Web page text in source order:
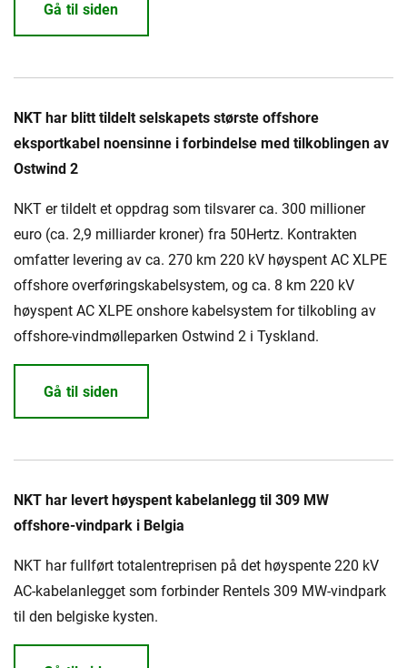
Gå til siden
NKT har blitt tildelt selskapets største offshore
eksportkabel noensinne i forbindelse med tilkoblingen av
Ostwind 2
NKT er tildelt et oppdrag som tilsvarer ca. 300 millioner
euro (ca. 2,9 milliarder kroner) fra 50Hertz. Kontrakten
omfatter levering av ca. 270 km 220 kV høyspent AC XLPE
offshore overføringskabelsystem, og ca. 8 km 220 kV
høyspent AC XLPE onshore kabelsystem for tilkobling av
offshore-vindmølleparken Ostwind 2 i Tyskland.
Gå til siden
NKT har levert høyspent kabelanlegg til 309 MW
offshore-vindpark i Belgia
NKT har fullført totalentreprisen på det høyspente 220 kV
AC-kabelanlegget som forbinder Rentels 309 MW-vindpark
til den belgiske kysten.